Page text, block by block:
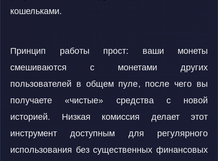
кошельками.
Принцип работы прост: ваши монеты
смешиваются с монетами других
пользователей в общем пуле, после чего вы
получаете «чистые» средства с новой
историей. Низкая комиссия делает этот
инструмент доступным для регулярного
использования без существенных финансовых